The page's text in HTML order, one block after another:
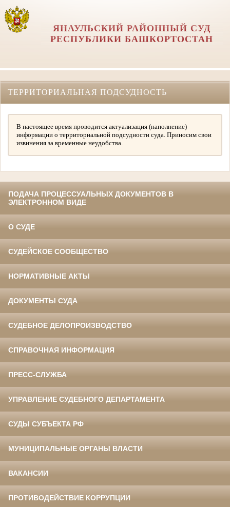
ЯНАУЛЬСКИЙ РАЙОННЫЙ СУД
РЕСПУБЛИКИ БАШКОРТОСТАН
ТЕРРИТОРИАЛЬНАЯ ПОДСУДНОСТЬ
В настоящее время проводится актуализация (наполнение)
информации о территориальной подсудности суда. Приносим свои
извинения за временные неудобства.
ПОДАЧА ПРОЦЕССУАЛЬНЫХ ДОКУМЕНТОВ В
ЭЛЕКТРОННОМ ВИДЕ
О СУДЕ
СУДЕЙСКОЕ СООБЩЕСТВО
НОРМАТИВНЫЕ АКТЫ
ДОКУМЕНТЫ СУДА
СУДЕБНОЕ ДЕЛОПРОИЗВОДСТВО
СПРАВОЧНАЯ ИНФОРМАЦИЯ
ПРЕСС-СЛУЖБА
УПРАВЛЕНИЕ СУДЕБНОГО ДЕПАРТАМЕНТА
СУДЫ СУБЪЕКТА РФ
МУНИЦИПАЛЬНЫЕ ОРГАНЫ ВЛАСТИ
ВАКАНСИИ
ПРОТИВОДЕЙСТВИЕ КОРРУПЦИИ